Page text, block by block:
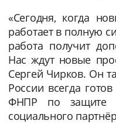
«Сегодня, когда
работает в полную
работа получит
Нас ждут новые
Сергей Чирков. Он
России всегда
ФНПР по защите
социального